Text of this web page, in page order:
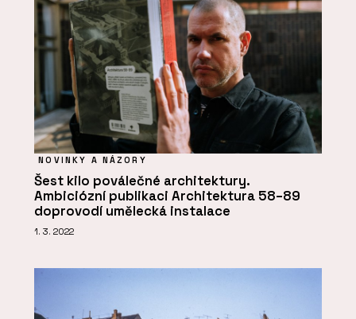
NOVINKY A NÁZORY
Šest kilo poválečné architektury.
Ambiciózní publikaci Architektura 58–89
doprovodí umělecká instalace
1. 3. 2022